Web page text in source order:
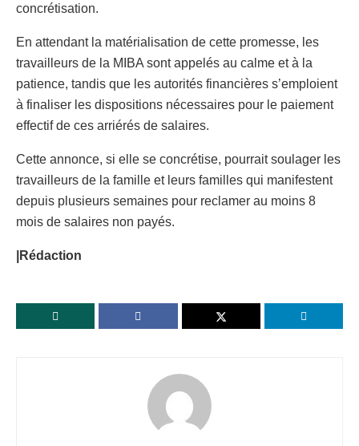
concrétisation.
En attendant la matérialisation de cette promesse, les
travailleurs de la MIBA sont appelés au calme et à la
patience, tandis que les autorités financières s’emploient
à finaliser les dispositions nécessaires pour le paiement
effectif de ces arriérés de salaires.
Cette annonce, si elle se concrétise, pourrait soulager les
travailleurs de la famille et leurs familles qui manifestent
depuis plusieurs semaines pour reclamer au moins 8
mois de salaires non payés.
|Rédaction